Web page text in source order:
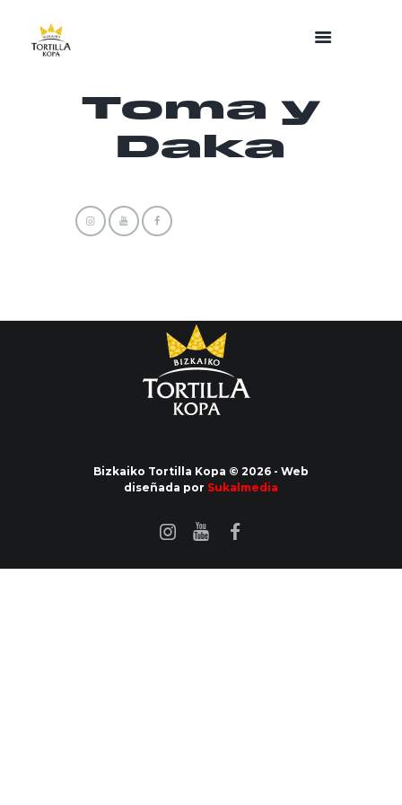
Toma y
Daka
Bizkaiko Tortilla Kopa © 2026 - Web
diseñada por Sukalmedia